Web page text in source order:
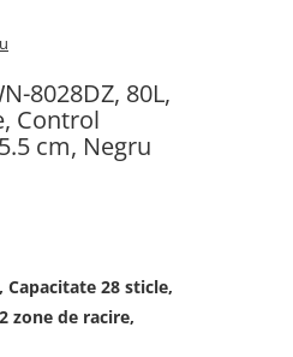
8028DZ, 80L,
Control
cm, Negru
Capacitate 28 sticle,
zone de racire,